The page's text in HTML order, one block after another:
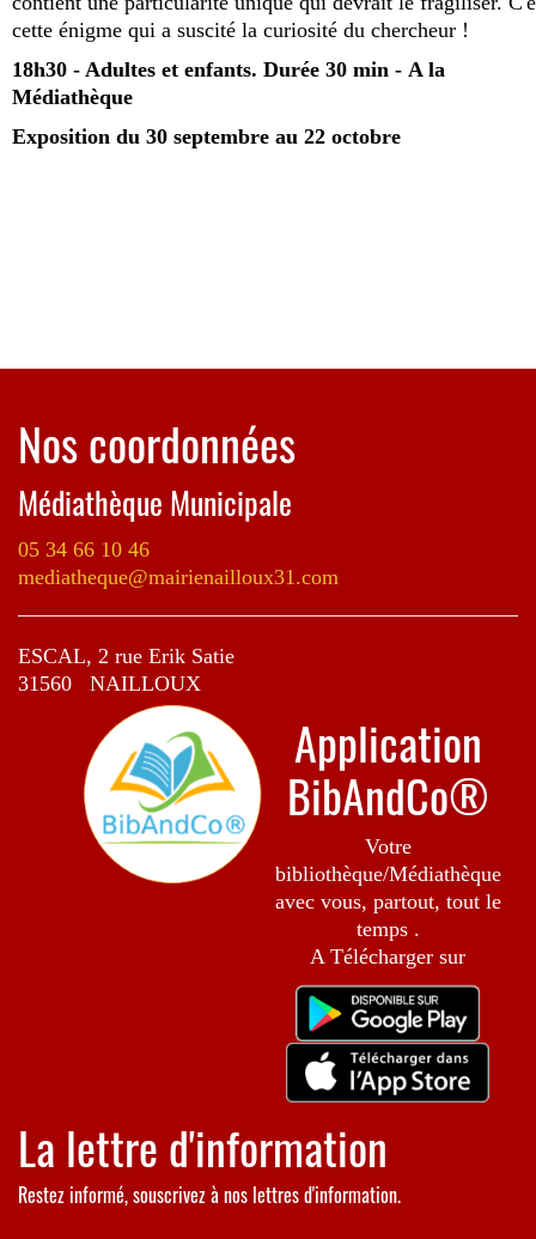
cette énigme qui a suscité la curiosité du chercheur !
18h30 - Adultes et enfants. Durée 30 min - A la
Médiathèque
Exposition du 30 septembre au 22 octobre
Nos coordonnées
Médiathèque Municipale
05 34 66 10 46
mediatheque@mairienailloux31.com
ESCAL, 2 rue Erik Satie
31560 NAILLOUX
Application
BibAndCo®
Votre
bibliothèque/Médiathèque
avec vous, partout, tout le
temps .
A Télécharger sur
La lettre d'information
Restez informé, souscrivez à nos lettres d'information.